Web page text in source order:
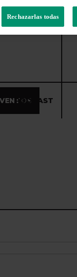
PODCAST
Rechazarlas todas